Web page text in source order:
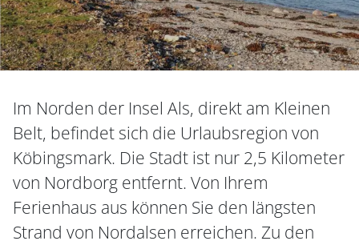
Im Norden der Insel Als, direkt am Kleinen
Belt, befindet sich die Urlaubsregion von
Köbingsmark. Die Stadt ist nur 2,5 Kilometer
von Nordborg entfernt. Von Ihrem
Ferienhaus aus können Sie den längsten
Strand von Nordalsen erreichen. Zu den